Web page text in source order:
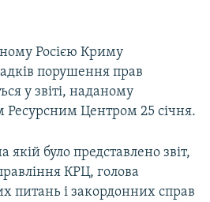
Росією Криму
порушення прав
у звіті, наданому
Ресурсним Центром 25 січня.
якій було представлено звіт,
КРЦ, голова
питань і закордонних справ